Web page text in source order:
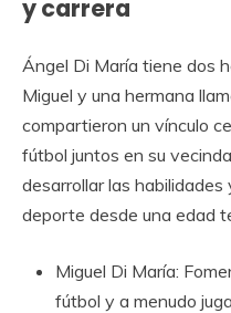
y carrera
Ángel Di María tiene dos
Miguel y una hermana
compartieron un vínculo
fútbol juntos en su
desarrollar las
deporte desde una edad
Miguel Di María:
fútbol y a menudo